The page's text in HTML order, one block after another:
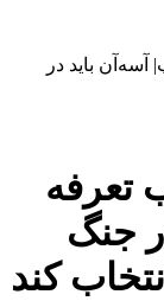
باید در
تعرفه
جنگ
کند